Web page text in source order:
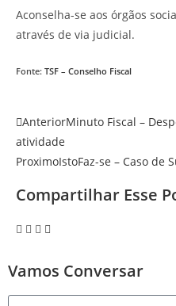
Aconselha-se aos órgãos
através de via judicial.
Fonte: TSF – Conselho Fiscal
AnteriorMinuto Fiscal –
atividade
ProximoIstoFaz-se – Caso de
Compartilhar Esse
Vamos Conversar